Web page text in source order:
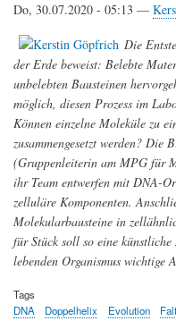
Do, 30.07.2020 - 05:13 —
Die
der Erde beweist: Belebte
unbelebten Bausteinen
möglich, diesen Prozess im
Können einzelne Moleküle zu
zusammengesetzt werden?
(Gruppenleiterin am MPG für
ihr Team entwerfen mit DNA-
zelluläre Komponenten.
Molekularbausteine in
für Stück soll so eine
lebenden Organismus wichtige
Tags
DNA
Doppelhelix Evolution